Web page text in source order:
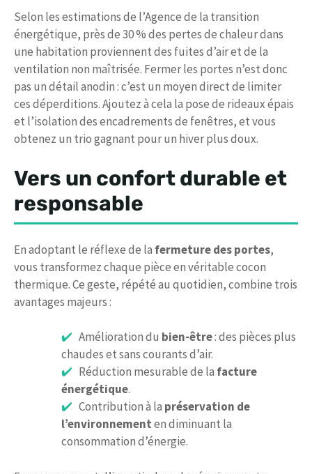
Selon les estimations de l’Agence de la transition
énergétique, près de 30 % des pertes de chaleur dans
une habitation proviennent des fuites d’air et de la
ventilation non maîtrisée. Fermer les portes n’est donc
pas un détail anodin : c’est un moyen direct de limiter
ces déperditions. Ajoutez à cela la pose de rideaux épais
et l’isolation des encadrements de fenêtres, et vous
obtenez un trio gagnant pour un hiver plus doux.
Vers un confort durable et
responsable
En adoptant le réflexe de la fermeture des portes,
vous transformez chaque pièce en véritable cocon
thermique. Ce geste, répété au quotidien, combine trois
avantages majeurs :
Amélioration du bien-être: des pièces plus
chaudes et sans courants d’air.
Réduction mesurable de la facture
énergétique.
Contribution à la préservation de
l’environnementen diminuant la
consommation d’énergie.